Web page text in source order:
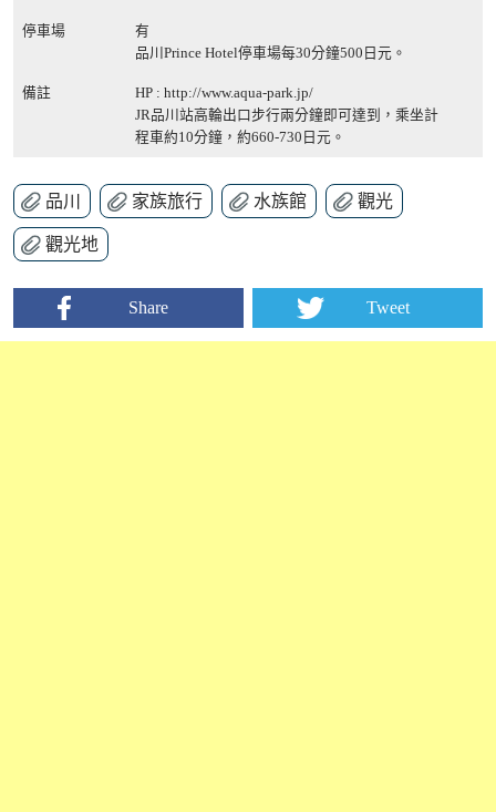
停車場
有
品川Prince Hotel停車場每30分鐘500日元。
備註 HP : http://www.aqua-park.jp/
JR品川站高輪出口步行兩分鐘即可達到，乘坐計
程車約10分鐘，約660-730日元。
品川 家族旅行 水族館 觀光
觀光地
Share Tweet